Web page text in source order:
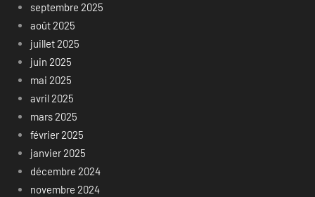
septembre 2025
août 2025
juillet 2025
juin 2025
mai 2025
avril 2025
mars 2025
février 2025
janvier 2025
décembre 2024
novembre 2024